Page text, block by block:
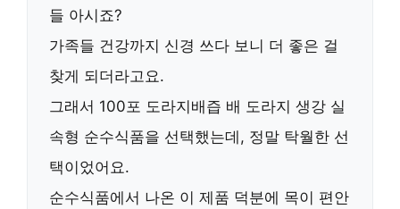
들 아시죠?
가족들 건강까지 신경 쓰다 보니 더 좋은 걸
찾게 되더라고요.
그래서 100포 도라지배즙 배 도라지 생강 실
속형 순수식품을 선택했는데, 정말 탁월한 선
택이었어요.
순수식품에서 나온 이 제품 덕분에 목이 편안